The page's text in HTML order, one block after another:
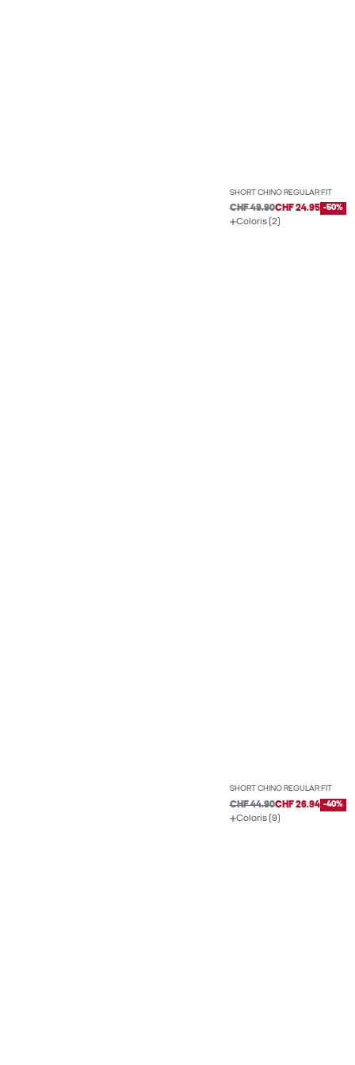
SHORT CHINO REGULAR FIT
CHF 49.90CHF 24.95 -50%
Coloris (2)
SHORT CHINO REGULAR FIT
CHF 44.90CHF 26.94 -40%
Coloris (9)